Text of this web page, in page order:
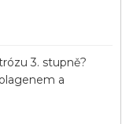
3. stupně?
a